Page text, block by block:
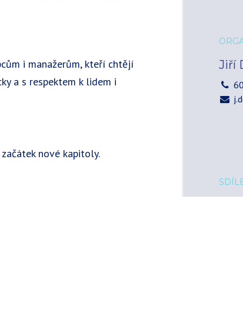
i manažerům, kteří chtějí
a s respektem k lidem i
nové kapitoly.
Jiří